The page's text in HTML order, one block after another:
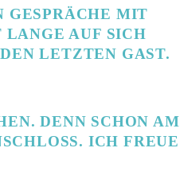
GESPRÄCHE MIT
AUF SICH W
LETZTEN GAST. V
DENN SCHON AM
ICH FREUE M